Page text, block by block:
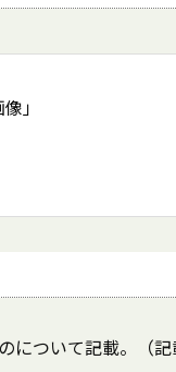
」
について記載。（記